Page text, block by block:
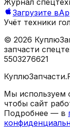
Журнал
Загрузите в
Учёт техники
© 2026
запчасти
5503276621
Мы используем
чтобы сайт
Подробнее — в